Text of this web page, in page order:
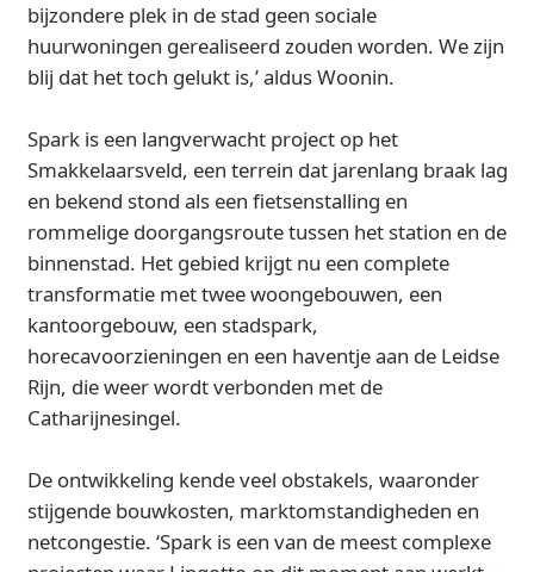
bijzondere plek in de stad geen sociale
huurwoningen gerealiseerd zouden worden. We zijn
blij dat het toch gelukt is,’ aldus Woonin.
Spark is een langverwacht project op het
Smakkelaarsveld, een terrein dat jarenlang braak lag
en bekend stond als een fietsenstalling en
rommelige doorgangsroute tussen het station en de
binnenstad. Het gebied krijgt nu een complete
transformatie met twee woongebouwen, een
kantoorgebouw, een stadspark,
horecavoorzieningen en een haventje aan de Leidse
Rijn, die weer wordt verbonden met de
Catharijnesingel.
De ontwikkeling kende veel obstakels, waaronder
stijgende bouwkosten, marktomstandigheden en
netcongestie. ‘Spark is een van de meest complexe